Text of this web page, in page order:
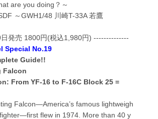
are you doing？～
～GWH1/48 川崎T-33A 若鷹
発売 1800円(税込1,980円) --------------
Special No.19
Guide!!
Falcon
From YF-16 to F-16C Block 25 =
Falcon—America’s famous lightweigh
flew in 1974. More than 40 y